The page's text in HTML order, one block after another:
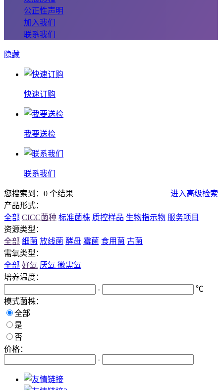
公正性声明
加入我们
联系我们
隐藏
快速订购
我要送检
联系我们
您搜索到：0 个结果
进入高级检索
产品形式：
全部 CICC菌种 标准菌株 质控样品 生物指示物 服务项目
资源类型：
全部 细菌 放线菌 酵母 霉菌 食用菌 古菌
需氧类型：
全部 好氧 厌氧 微需氧
培养温度：
-
℃
模式菌株：
全部
是
否
价格：
-